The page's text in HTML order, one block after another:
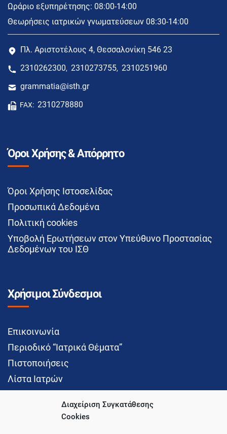
Διαχείριση Συγκατάθεσης
Cookies
Ωράριο εξυπηρέτησης: 08:00-14:00
Θεωρήσεις ιατρικών γνωματεύσεων 08:30-14:00
Πλ. Αριστοτέλους 4, Θεσσαλονίκη 546 23
2310262300, 2310273755, 2310251960
grammatia@isth.gr
FAX: 2310278880
Όροι Χρήσης & Απόρρητο
Όροι Χρήσης Ιστοσελίδας
Προσωπικά Δεδομένα
Πολιτική cookies
Υποβολή Ερωτήσεων στον Υπεύθυνο Προστασίας
Δεδομένων του ΙΣΘ
Χρήσιμοι Σύνδεσμοι
Επικοινωνία
Περιοδικό “Ιατρικά Θέματα”
Πιστοποιήσεις
Λίστα Ιατρών
Social Media